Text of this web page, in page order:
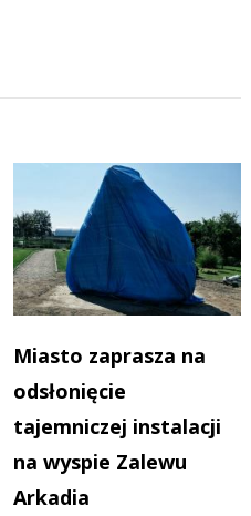
Miasto zaprasza na
odsłonięcie
tajemniczej instalacji
na wyspie Zalewu
Arkadia